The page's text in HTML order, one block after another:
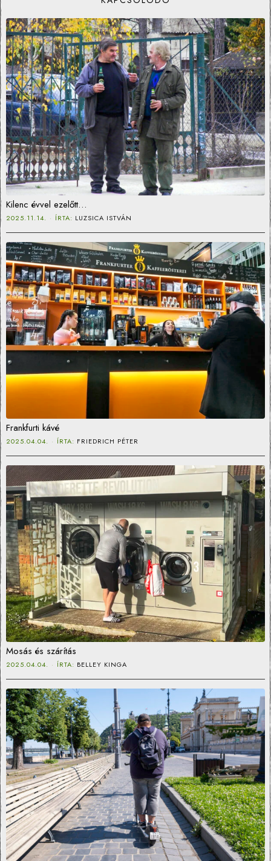
Kilenc évvel ezelőtt…
2025.11.14. ÍRTA: LUZSICA ISTVÁN
Frankfurti kávé
2025.04.04. ÍRTA: FRIEDRICH PÉTER
Mosás és szárítás
2025.04.04. ÍRTA: BELLEY KINGA